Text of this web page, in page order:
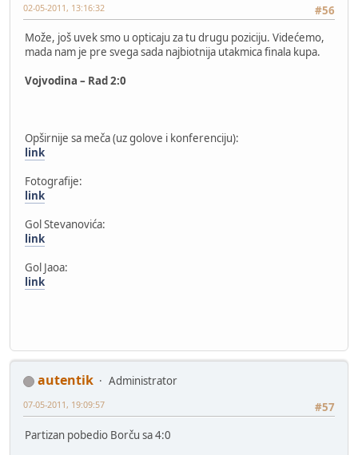
#56
02-05-2011, 13:16:32
Može, još uvek smo u opticaju za tu drugu poziciju. Videćemo,
mada nam je pre svega sada najbiotnija utakmica finala kupa.
Vojvodina – Rad 2:0
Opširnije sa meča (uz golove i konferenciju):
link
Fotografije:
link
Gol Stevanovića:
link
Gol Jaoa:
link
autentik
Administrator
#57
07-05-2011, 19:09:57
Partizan pobedio Borču sa 4:0